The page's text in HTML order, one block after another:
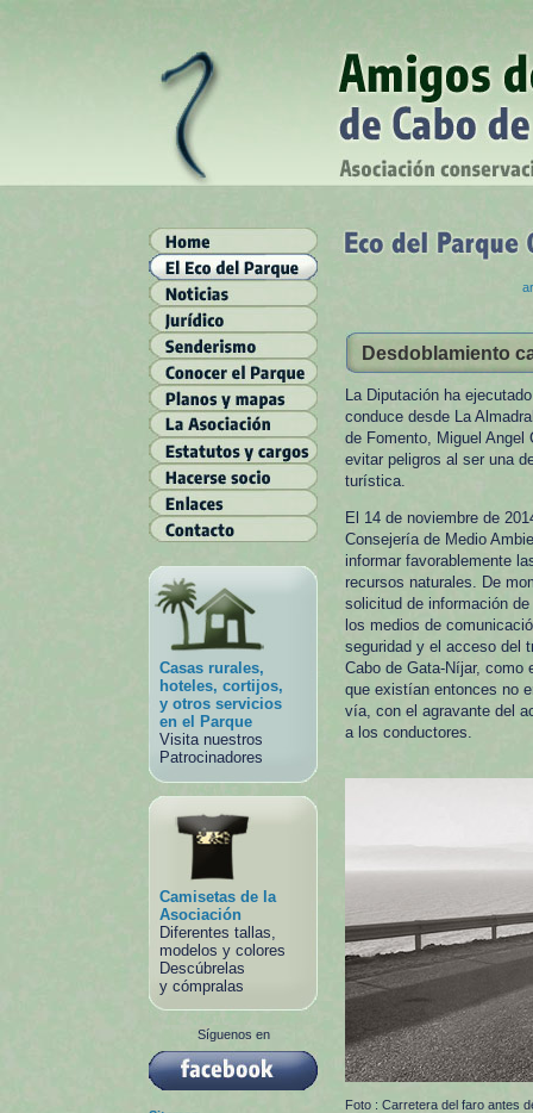
Casas rurales,
hoteles, cortijos,
y otros servicios
en el Parque
Visita nuestros
Patrocinadores
Camisetas de la
Asociación
Diferentes tallas,
modelos y colores
Descúbrelas
y cómpralas
Síguenos en
Desdoblamiento
La Diputación ha
conduce desde La
de Fomento, Miguel
evitar peligros al ser una
turística.
El 14 de noviembre de
Consejería de Medio
informar favorablemente
recursos naturales. De
solicitud de información
los medios de
seguridad y el acceso del
Cabo de Gata-Níjar, como
que existían entonces no
vía, con el agravante del
a los conductores.
Foto : Carretera del faro antes